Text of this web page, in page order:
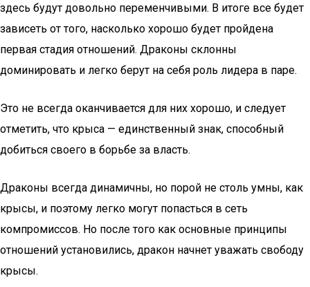
здесь будут довольно переменчивыми. В итоге все будет
зависеть от того, насколько хорошо будет пройдена
первая стадия отношений. Драконы склонны
доминировать и легко берут на себя роль лидера в паре.
Это не всегда оканчивается для них хорошо, и следует
отметить, что крыса — единственный знак, способный
добиться своего в борьбе за власть.
Драконы всегда динамичны, но порой не столь умны, как
крысы, и поэтому легко могут попасться в сеть
компромиссов. Но после того как основные принципы
отношений установились, дракон начнет уважать свободу
крысы.